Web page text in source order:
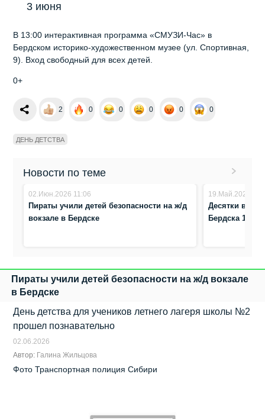
3 июня
В 13:00 интерактивная программа «СМУЗИ-Час» в
Бердском историко-художественном музее (ул. Спортивная,
9). Вход свободный для всех детей.
0+
2 0 0 0 0 0
ДЕНЬ ДЕТСТВА
Новости по теме
02.Июн.2026 11:06
Пираты учили детей безопасности на ж/д
вокзале в Бердске
19.Май.2025
Десятки
Бердска 1
Пираты учили детей безопасности на ж/д вокзале
в Бердске
День детства для учеников летнего лагеря школы №2
прошел познавательно
02.06.2026
Автор: Галина Жильцова
Фото Транспортная полиция Сибири